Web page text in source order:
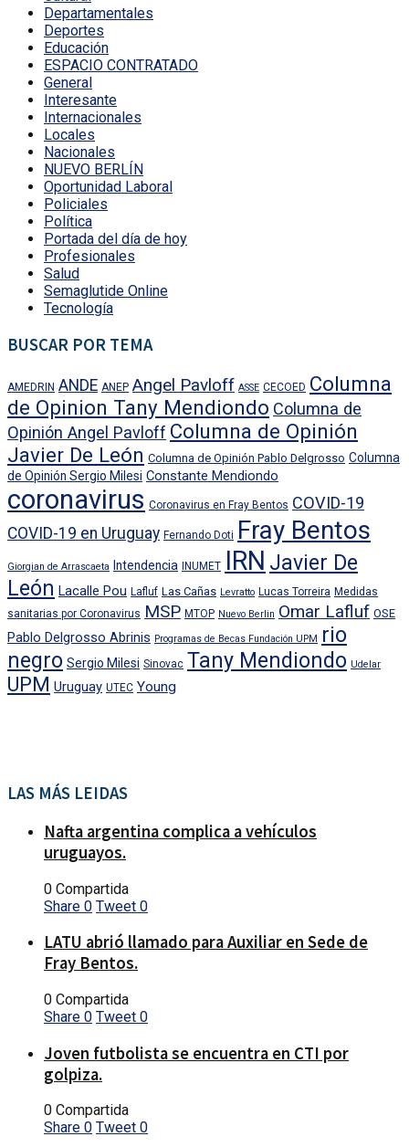
Departamentales
Deportes
Educación
ESPACIO CONTRATADO
General
Interesante
Internacionales
Locales
Nacionales
NUEVO BERLÍN
Oportunidad Laboral
Policiales
Política
Portada del día de hoy
Profesionales
Salud
Semaglutide Online
Tecnología
BUSCAR POR TEMA
AMEDRIN ANDE ANEP Angel Pavloff ASSE CECOED Columna
de Opinion Tany Mendiondo Columna de
Opinión Angel Pavloff Columna de Opinión
Javier De León Columna de Opinión Pablo Delgrosso Columna
de Opinión Sergio Milesi Constante Mendiondo
coronavirus Coronavirus en Fray Bentos COVID-19
COVID-19 en Uruguay Fernando Doti Fray Bentos
Giorgian de Arrascaeta Intendencia INUMET IRN Javier De
León Lacalle Pou Lafluf Las Cañas Levratto Lucas Torreira Medidas
sanitarias por Coronavirus MSP MTOP Nuevo Berlin Omar Lafluf OSE
Pablo Delgrosso Abrinis Programas de Becas Fundación UPM
rio
negro Sergio Milesi Sinovac Tany Mendiondo Udelar
UPM Uruguay UTEC Young
LAS MÁS LEIDAS
Nafta argentina complica a vehículos
uruguayos.
0 Compartida
Share 0 Tweet 0
LATU abrió llamado para Auxiliar en Sede de
Fray Bentos.
0 Compartida
Share 0 Tweet 0
Joven futbolista se encuentra en CTI por
golpiza.
0 Compartida
Share 0 Tweet 0